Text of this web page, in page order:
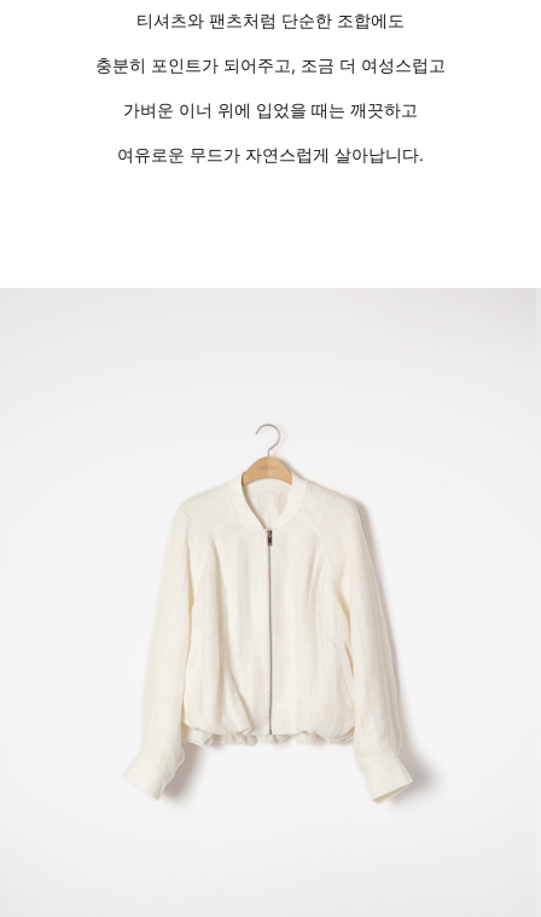
티셔츠와 팬츠처럼 단순한 조합에도
충분히 포인트가 되어주고, 조금 더 여성스럽고
가벼운 이너 위에 입었을 때는 깨끗하고
여유로운 무드가 자연스럽게 살아납니다.